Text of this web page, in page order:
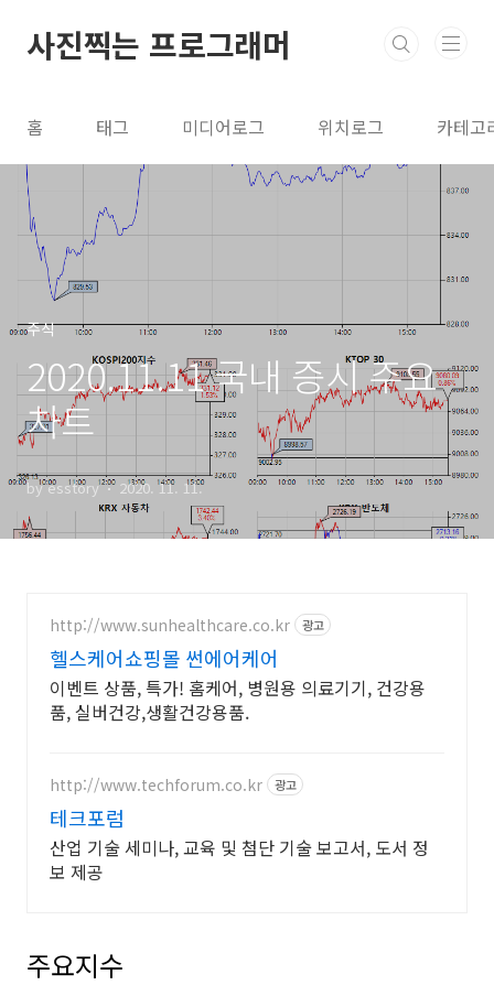
사진찍는 프로그래머
홈 태그 미디어로그 위치로그 카테고
주식
2020.11.11 국내 증시 주요
차트
by esstory 2020. 11. 11.
http://www.sunhealthcare.co.kr 광고
헬스케어쇼핑몰 썬에어케어
이벤트 상품, 특가! 홈케어, 병원용 의료기기, 건강용
품, 실버건강,생활건강용품.
http://www.techforum.co.kr 광고
테크포럼
산업 기술 세미나, 교육 및 첨단 기술 보고서, 도서 정
보 제공
주요지수